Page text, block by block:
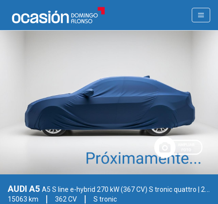
AUDI A5 A5 S line e-hybrid 270 kW (367 CV) S tronic quattro | 2025
15063 km
362 CV S tronic